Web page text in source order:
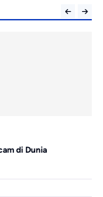
di Dunia